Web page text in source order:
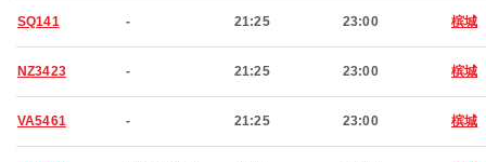
SQ141 - 21:25 23:00 槟城
NZ3423 - 21:25 23:00 槟城
VA5461 - 21:25 23:00 槟城